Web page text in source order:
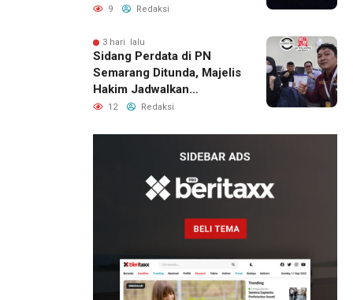
Permukiman Warga
9 Redaksi
3 hari lalu
Sidang Perdata di PN
Semarang Ditunda, Majelis
Hakim Jadwalkan
Pemanggilan Ulang BPR
12 Redaksi
1 hari lalu
Pemilik
Royal